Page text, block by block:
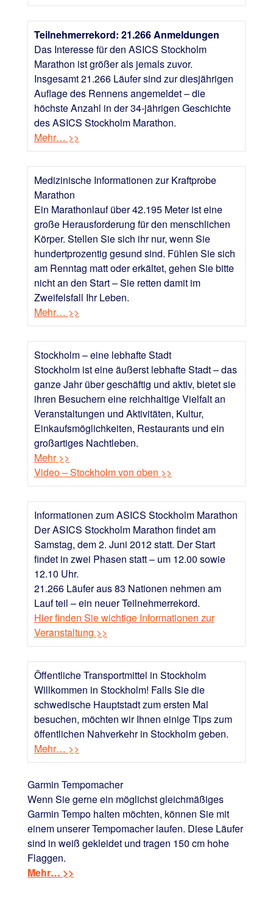
Teilnehmerrekord: 21.266 Anmeldungen
Das Interesse für den ASICS Stockholm
Marathon ist größer als jemals zuvor.
Insgesamt 21.266 Läufer sind zur diesjährigen
Auflage des Rennens angemeldet – die
höchste Anzahl in der 34-jährigen Geschichte
des ASICS Stockholm Marathon.
Mehr… >>
Medizinische Informationen zur Kraftprobe
Marathon
Ein Marathonlauf über 42.195 Meter ist eine
große Herausforderung für den menschlichen
Körper. Stellen Sie sich ihr nur, wenn Sie
hundertprozentig gesund sind. Fühlen Sie sich
am Renntag matt oder erkältet, gehen Sie bitte
nicht an den Start – Sie retten damit im
Zweifelsfall Ihr Leben.
Mehr… >>
Stockholm – eine lebhafte Stadt
Stockholm ist eine äußerst lebhafte Stadt – das
ganze Jahr über geschäftig und aktiv, bietet sie
ihren Besuchern eine reichhaltige Vielfalt an
Veranstaltungen und Aktivitäten, Kultur,
Einkaufsmöglichkeiten, Restaurants und ein
großartiges Nachtleben.
Mehr >>
Video – Stockholm von oben >>
Informationen zum ASICS Stockholm Marathon
Der ASICS Stockholm Marathon findet am
Samstag, dem 2. Juni 2012 statt. Der Start
findet in zwei Phasen statt – um 12.00 sowie
12.10 Uhr.
21.266 Läufer aus 83 Nationen nehmen am
Lauf teil – ein neuer Teilnehmerrekord.
Hier finden Sie wichtige Informationen zur
Veranstaltung >>
Öffentliche Transportmittel in Stockholm
Willkommen in Stockholm! Falls Sie die
schwedische Hauptstadt zum ersten Mal
besuchen, möchten wir Ihnen einige Tips zum
öffentlichen Nahverkehr in Stockholm geben.
Mehr… >>
Garmin Tempomacher
Wenn Sie gerne ein möglichst gleichmäßiges
Garmin Tempo halten möchten, können Sie mit
einem unserer Tempomacher laufen. Diese Läufer
sind in weiß gekleidet und tragen 150 cm hohe
Flaggen.
Mehr… >>